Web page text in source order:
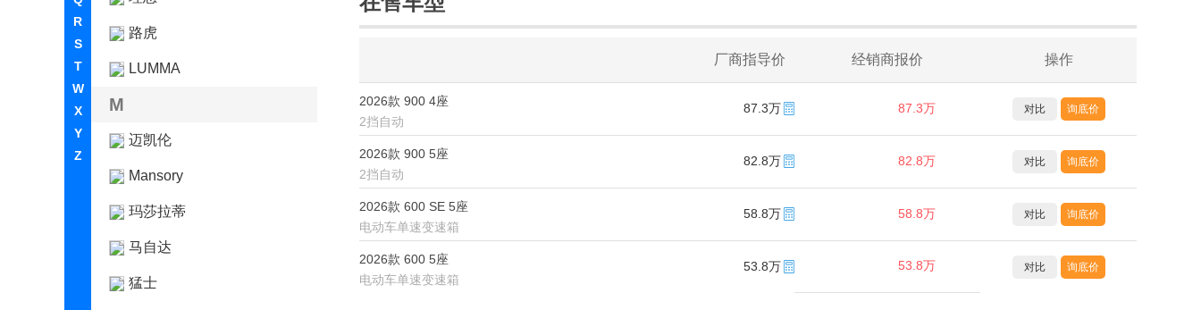
R
S
T
W
X
Y
Z
路虎
LUMMA
M
迈凯伦
Mansory
玛莎拉蒂
马自达
猛士
厂商指导价 经销商报价 操作
2026款 900 4座
2挡自动
87.3万 87.3万 对比 询底价
2026款 900 5座
2挡自动
82.8万 82.8万 对比 询底价
2026款 600 SE 5座
电动车单速变速箱
58.8万 58.8万 对比 询底价
2026款 600 5座
电动车单速变速箱
53.8万 53.8万 对比 询底价